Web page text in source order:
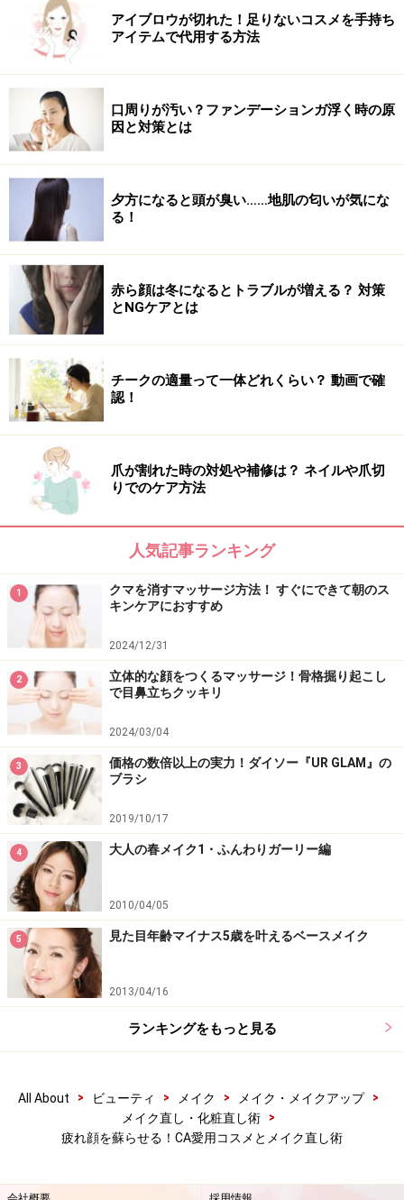
いるのではないかというくらい所持率が高いのが、IPSA
のフェイスカラー デザイニングパレット。
チーク、ハイライト、肌色のパウダー、ブラウン系のシ
ャドウの4色が入っているのですが、色味が統一されて
いるのでチグハグにならないのが嬉しいところ。
特に人気のカラーPK101はハイライトもほんのりピンク
寄りの色味なので、チークとの相性もバッチリ。
さらにチークは頬だけではなく、ブラシに余った分を耳
たぶや顎先にも付けてあげると、横顔も明るく見えるの
でおすすめです。
■商品情報
IPSAフェイスカラー デザイニングパレット PK101
5000円（税別）
唇のシワは保湿とツヤでダブルアプローチ
たっぷり保湿されている唇はツヤツヤでシワも目立ちに
くいですが、夕方になり乾燥してくるにつれて縦ジワが
気になることも。 縦ジワがあると一気に老けた印象に見
えてしまいます。
口紅だけだとシワの部分の色ムラが目立ちやすいので、
メイク直しの際には必ず上からリップグロスなどを重ね
てツヤでコーティングしシワを目立たなくすることがポ
イントです。
オイルティントリップでベタつきなくうる
アイブロウが切れた！足りないコスメを手持ち
アイテムで代用する方法
口周りが汚い？ファンデーションガ浮く時の原
因と対策とは
夕方になると頭が臭い……地肌の匂いが気にな
る！
赤ら顔は冬になるとトラブルが増える？ 対策
とNGケアとは
チークの適量って一体どれくらい？ 動画で確
認！
爪が割れた時の対処や補修は？ ネイルや爪切
りでのケア方法
人気記事ランキング
1
クマを消すマッサージ方法！ すぐにできて朝のス
キンケアにおすすめ
2024/12/31
2
立体的な顔をつくるマッサージ！骨格掘り起こし
で目鼻立ちクッキリ
2024/03/04
3
価格の数倍以上の実力！ダイソー『UR GLAM』の
ブラシ
2019/10/17
4 大人の春メイク1・ふんわりガーリー編
2010/04/05
5 見た目年齢マイナス5歳を叶えるベースメイク
2013/04/16
ランキングをもっと見る
All About > ビューティ > メイク > メイク・メイクアップ
>
メイク直し・化粧直し術
>
疲れ顔を蘇らせる！CA愛用コスメとメイク直し術